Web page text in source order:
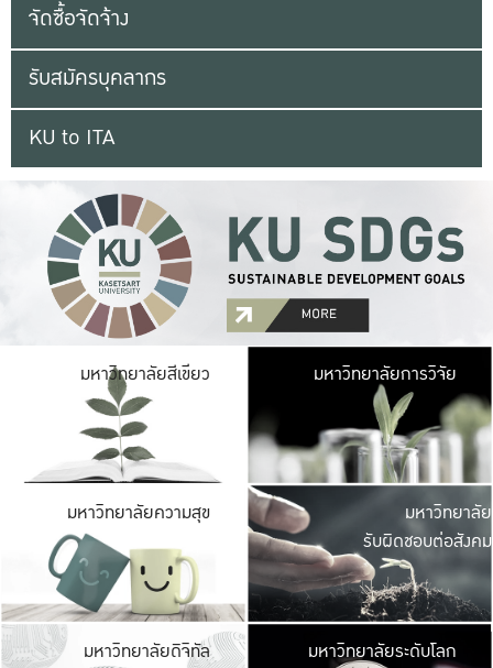
จัดซื้อจัดจ้าง
รับสมัครบุคลากร
KU to ITA
มหาวิทยาลัยสีเขียว มหาวิ
มีพื้นที่เขียวสดใส
เป็นป่าในเมือง เกษต
มหาวิทยาลัยการวิจัย
มหาวิทยาลัยความสุข มหาวิ
ค
เปิดประ
และพบเรื่องราวใ
มหาวิทยาลัย
รับผิดชอบต่อสังคม
มหาวิทยาลัยดิจิทัล มหาวิ
มหาวิทยาลัยระดับโลก